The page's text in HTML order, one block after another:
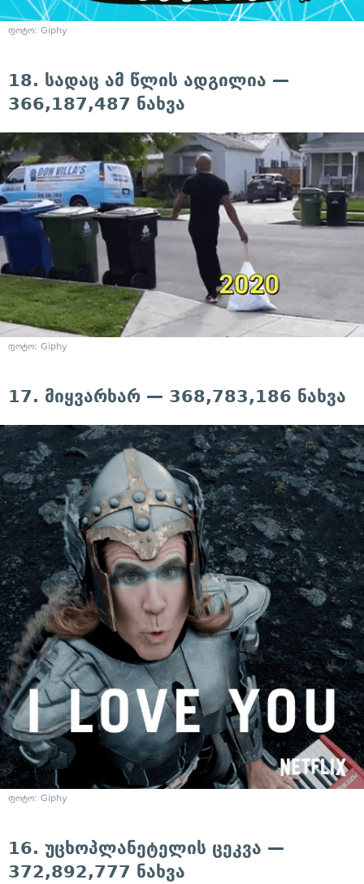
ფოტო: Giphy
18. სადაც ამ წლის ადგილია —
366,187,487 ნახვა
ფოტო: Giphy
17. მიყვარხარ — 368,783,186 ნახვა
ფოტო: Giphy
16. უცხოპლანეტელის ცეკვა —
372,892,777 ნახვა